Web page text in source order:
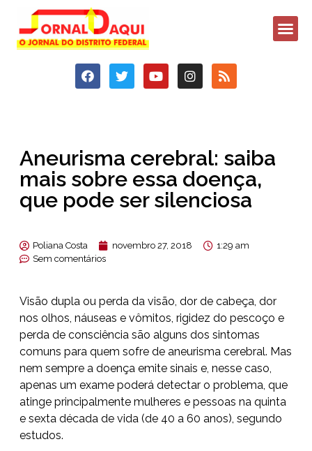
Aneurisma cerebral: saiba
mais sobre essa doença,
que pode ser silenciosa
Poliana Costa novembro 27, 2018
1:29 am
Sem comentários
Visão dupla ou perda da visão, dor de cabeça, dor
nos olhos, náuseas e vômitos, rigidez do pescoço e
perda de consciência são alguns dos sintomas
comuns para quem sofre de aneurisma cerebral. Mas
nem sempre a doença emite sinais e, nesse caso,
apenas um exame poderá detectar o problema, que
atinge principalmente mulheres e pessoas na quinta
e sexta década de vida (de 40 a 60 anos), segundo
estudos.